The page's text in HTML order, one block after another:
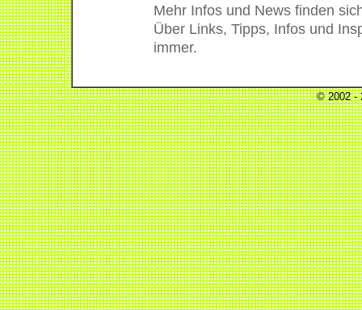
Mehr Infos und News finden
Über Links, Tipps, Infos und
immer.
© 2002 -